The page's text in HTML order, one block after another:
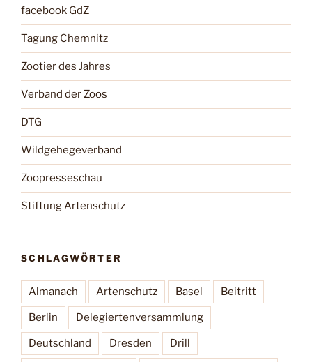
facebook GdZ
Tagung Chemnitz
Zootier des Jahres
Verband der Zoos
DTG
Wildgehegeverband
Zoopresseschau
Stiftung Artenschutz
SCHLAGWÖRTER
Almanach Artenschutz Basel Beitritt
Berlin Delegiertenversammlung
Deutschland Dresden Drill